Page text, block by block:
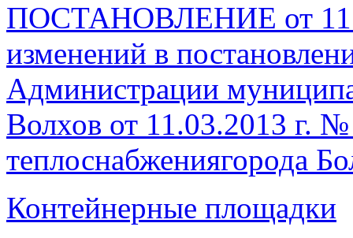
ПОСТАНОВЛЕНИЕ от
изменений в
Администрации
Волхов от 11.03.2013 г.
теплоснабжениягорода
Контейнерные площадки